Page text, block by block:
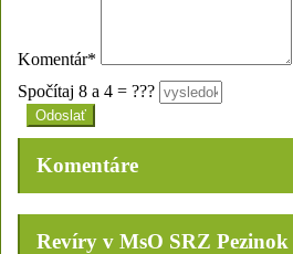
Komentár*
Spočítaj 8 a 4 = ???
Komentáre
Revíry v MsO SRZ Pezinok